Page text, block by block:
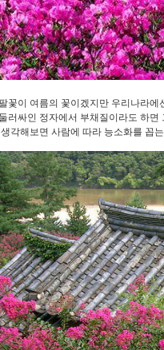
꽃이 여름의 꽃이겠지만 우리나라
러싸인 정자에서 부채질이라도 하면
각해보면 사람에 따라 능소화를 꼽